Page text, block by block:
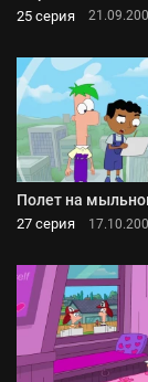
25 серия
Полет на
27 серия